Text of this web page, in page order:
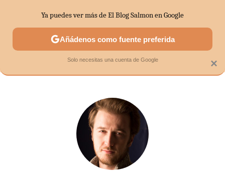
SECTORES ECONOMÍA DOMÉSTICA MERCADOS
×
Ya puedes ver más de El Blog Salmon en Google
Añádenos como fuente preferida
Solo necesitas una cuenta de Google